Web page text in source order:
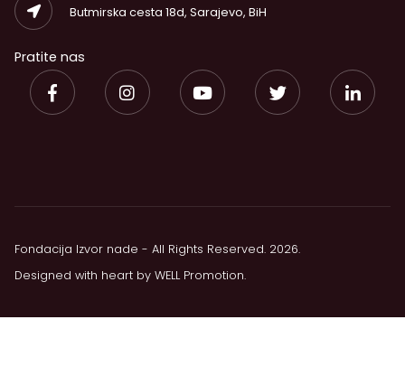
Butmirska cesta 18d, Sarajevo, BiH
Pratite nas
Fondacija Izvor nade - All Rights Reserved. 2026.
Designed with heart by WELL Promotion.